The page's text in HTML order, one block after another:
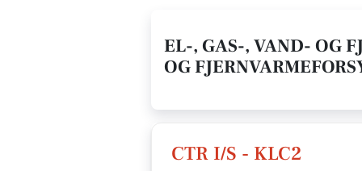
EL-, GAS-, VAND- OG
OG
CTR I/S - KLC2